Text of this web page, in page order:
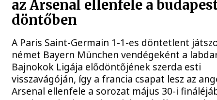
az Arsenal ellenfele a
döntőben
A Paris Saint-Germain 1-1-es döntetlent
német Bayern München vendégeként a
Bajnokok Ligája elődöntőjének szerda esti
visszavágóján, így a francia csapat lesz az
Arsenal ellenfele a sorozat május 30-i